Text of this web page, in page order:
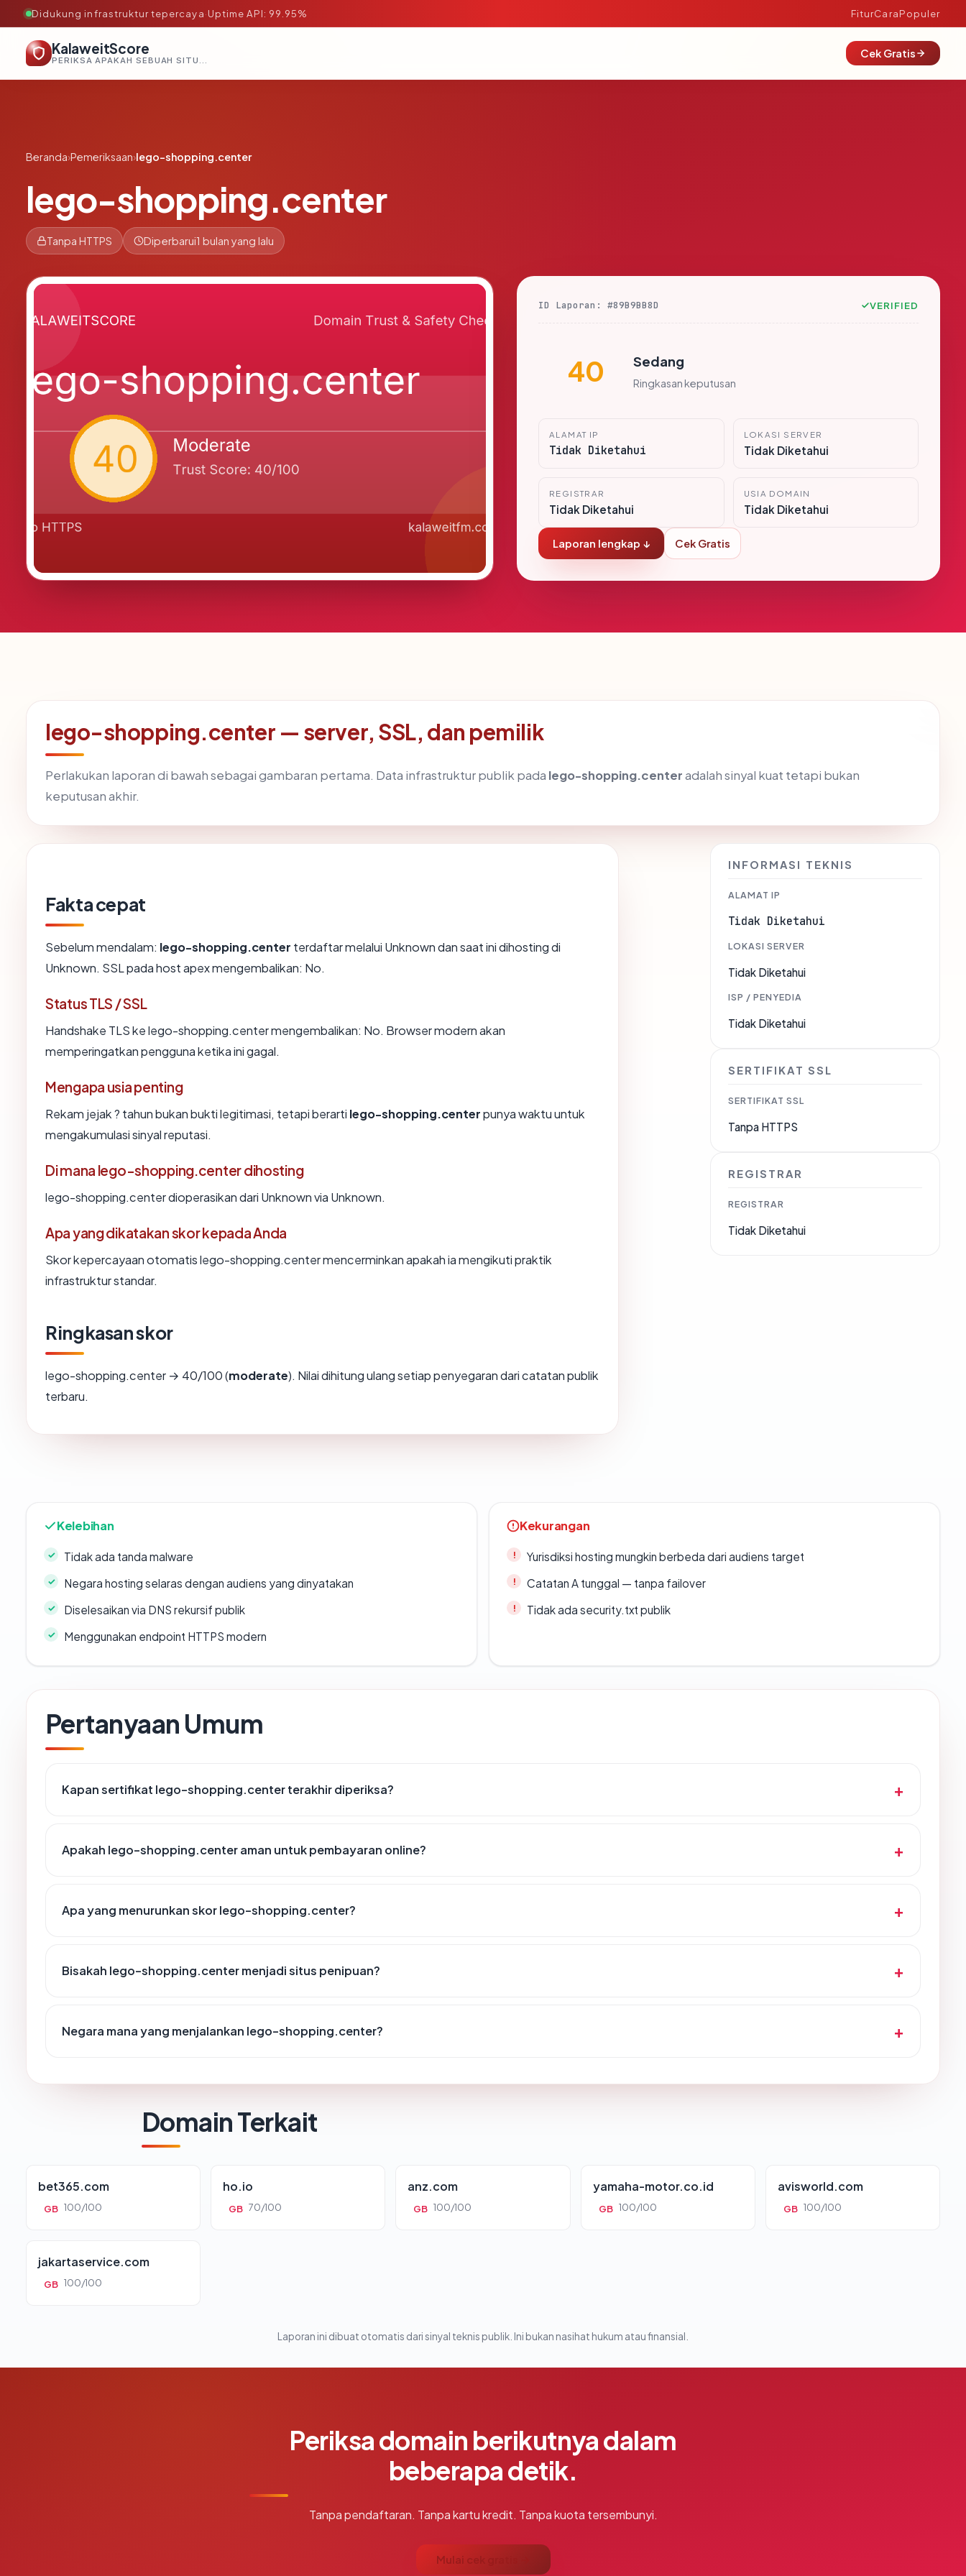
Didukung infrastruktur tepercaya·Uptime API: 99.95% FiturCaraPopuler
KalaweitScore
PERIKSA APAKAH SEBUAH SITUS AMAN, TEPERCAYA, DAN TERVERIFIKASI DALAM HITUNGAN DETIK.
Cek Gratis
Beranda›Pemeriksaan›lego-shopping.center
lego-shopping.center
Tanpa HTTPS Diperbarui1 bulan yang lalu
ID Laporan: #89B9BB8D VERIFIED
40 Sedang
Ringkasan keputusan
ALAMAT IP
Tidak Diketahui
LOKASI SERVER
Tidak Diketahui
REGISTRAR
Tidak Diketahui
USIA DOMAIN
Tidak Diketahui
Laporan lengkap ↓ Cek Gratis
lego-shopping.center — server, SSL, dan pemilik
Perlakukan laporan di bawah sebagai gambaran pertama. Data infrastruktur publik pada lego-shopping.centeradalah sinyal kuat tetapi bukan
keputusan akhir.
Fakta cepat
Sebelum mendalam: lego-shopping.center terdaftar melalui Unknown dan saat ini dihosting di
Unknown. SSL pada host apex mengembalikan: No.
Status TLS / SSL
Handshake TLS ke lego-shopping.center mengembalikan: No. Browser modern akan
memperingatkan pengguna ketika ini gagal.
Mengapa usia penting
Rekam jejak ? tahun bukan bukti legitimasi, tetapi berarti lego-shopping.centerpunya waktu untuk
mengakumulasi sinyal reputasi.
Di mana lego-shopping.center dihosting
lego-shopping.center dioperasikan dari Unknown via Unknown.
Apa yang dikatakan skor kepada Anda
Skor kepercayaan otomatis lego-shopping.center mencerminkan apakah ia mengikuti praktik
infrastruktur standar.
Ringkasan skor
lego-shopping.center → 40/100 (moderate). Nilai dihitung ulang setiap penyegaran dari catatan publik
terbaru.
INFORMASI TEKNIS
ALAMAT IP
Tidak Diketahui
LOKASI SERVER
Tidak Diketahui
ISP / PENYEDIA
Tidak Diketahui
SERTIFIKAT SSL
SERTIFIKAT SSL
Tanpa HTTPS
REGISTRAR
REGISTRAR
Tidak Diketahui
Kelebihan
Tidak ada tanda malware
Negara hosting selaras dengan audiens yang dinyatakan
Diselesaikan via DNS rekursif publik
Menggunakan endpoint HTTPS modern
Kekurangan
Yurisdiksi hosting mungkin berbeda dari audiens target
Catatan A tunggal — tanpa failover
Tidak ada security.txt publik
Pertanyaan Umum
Kapan sertifikat lego-shopping.center terakhir diperiksa?
Apakah lego-shopping.center aman untuk pembayaran online?
Apa yang menurunkan skor lego-shopping.center?
Bisakah lego-shopping.center menjadi situs penipuan?
Negara mana yang menjalankan lego-shopping.center?
Domain Terkait
bet365.com
GB 100/100
ho.io
GB 70/100
anz.com
GB 100/100
yamaha-motor.co.id
GB 100/100
avisworld.com
GB 100/100
jakartaservice.com
GB 100/100
Laporan ini dibuat otomatis dari sinyal teknis publik. Ini bukan nasihat hukum atau finansial.
Periksa domain berikutnya dalam
beberapa detik.
Tanpa pendaftaran. Tanpa kartu kredit. Tanpa kuota tersembunyi.
Mulai cek gratis →